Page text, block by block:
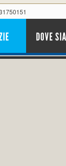
DOVE